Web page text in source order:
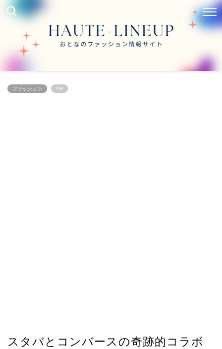
ファッション PR
スタバとコンバースの奇跡的コラボ